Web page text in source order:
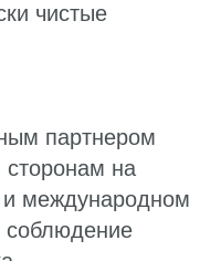
чистые
партнером
на
международном
соблюдение